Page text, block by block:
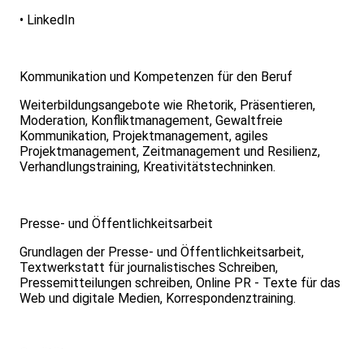
• LinkedIn
Kommunikation und Kompetenzen für den Beruf
Weiterbildungsangebote wie Rhetorik, Präsentieren,
Moderation, Konfliktmanagement, Gewaltfreie
Kommunikation, Projektmanagement, agiles
Projektmanagement, Zeitmanagement und Resilienz,
Verhandlungstraining, Kreativitätstechninken.
Presse- und Öffentlichkeitsarbeit
Grundlagen der Presse- und Öffentlichkeitsarbeit,
Textwerkstatt für journalistisches Schreiben,
Pressemitteilungen schreiben, Online PR - Texte für das
Web und digitale Medien, Korrespondenztraining.